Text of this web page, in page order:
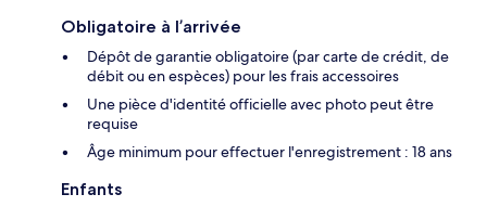
Obligatoire à l’arrivée
Dépôt de garantie obligatoire (par carte de crédit, de
débit ou en espèces) pour les frais accessoires
Une pièce d'identité officielle avec photo peut être
requise
Âge minimum pour effectuer l'enregistrement : 18 ans
Enfants